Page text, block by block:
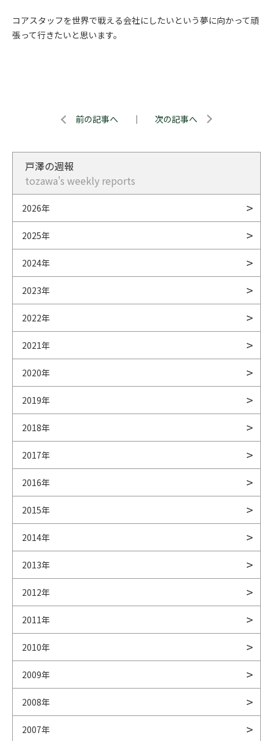
コアスタッフを世界で戦える会社にしたいという夢に向かって頑
張って行きたいと思います。
前の記事へ ｜ 次の記事へ
戸澤の週報
tozawa's weekly reports
2026年
2025年
2024年
2023年
2022年
2021年
2020年
2019年
2018年
2017年
2016年
2015年
2014年
2013年
2012年
2011年
2010年
2009年
2008年
2007年